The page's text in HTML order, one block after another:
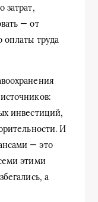
затрат,
— от
оплаты труда
инвестиций,
И
— это
этими
а